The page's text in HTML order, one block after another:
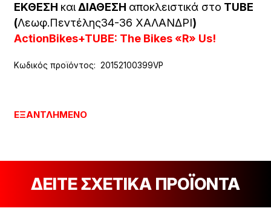
ΕΚΘΕΣΗ καιΔΙΑΘΕΣΗ αποκλειστικά στο TUBE
(Λεωφ.Πεντέλης34-36 ΧΑΛΑΝΔΡΙ)
ActionBikes+TUBE: The Bikes «R» Us!
Κωδικός προϊόντος: 20152100399VP
ΕΞΑΝΤΛΗΜΈΝΟ
ΔΕΙΤΕ ΣΧΕΤΙΚΑ ΠΡΟΪΟΝΤΑ